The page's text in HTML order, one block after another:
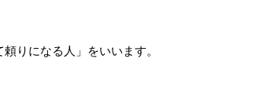
りになる人」をいいます。